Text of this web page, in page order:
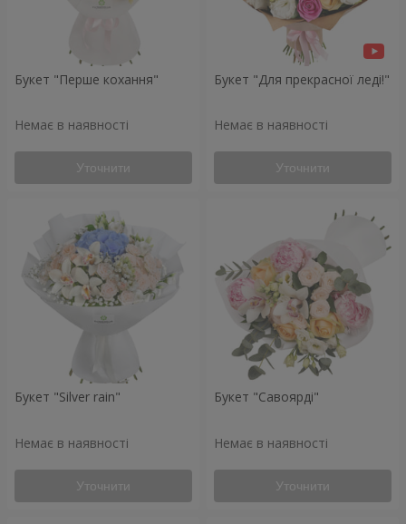
Букет "Перше кохання"
Немає в наявності
Уточнити
Букет "Для прекрасної леді!"
Немає в наявності
Уточнити
Букет "Silver rain"
Немає в наявності
Уточнити
Букет "Савоярді"
Немає в наявності
Уточнити